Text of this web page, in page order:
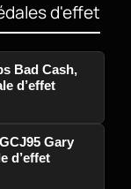
d'effet
Bad Cash,
d’effet
Gary
d’effet